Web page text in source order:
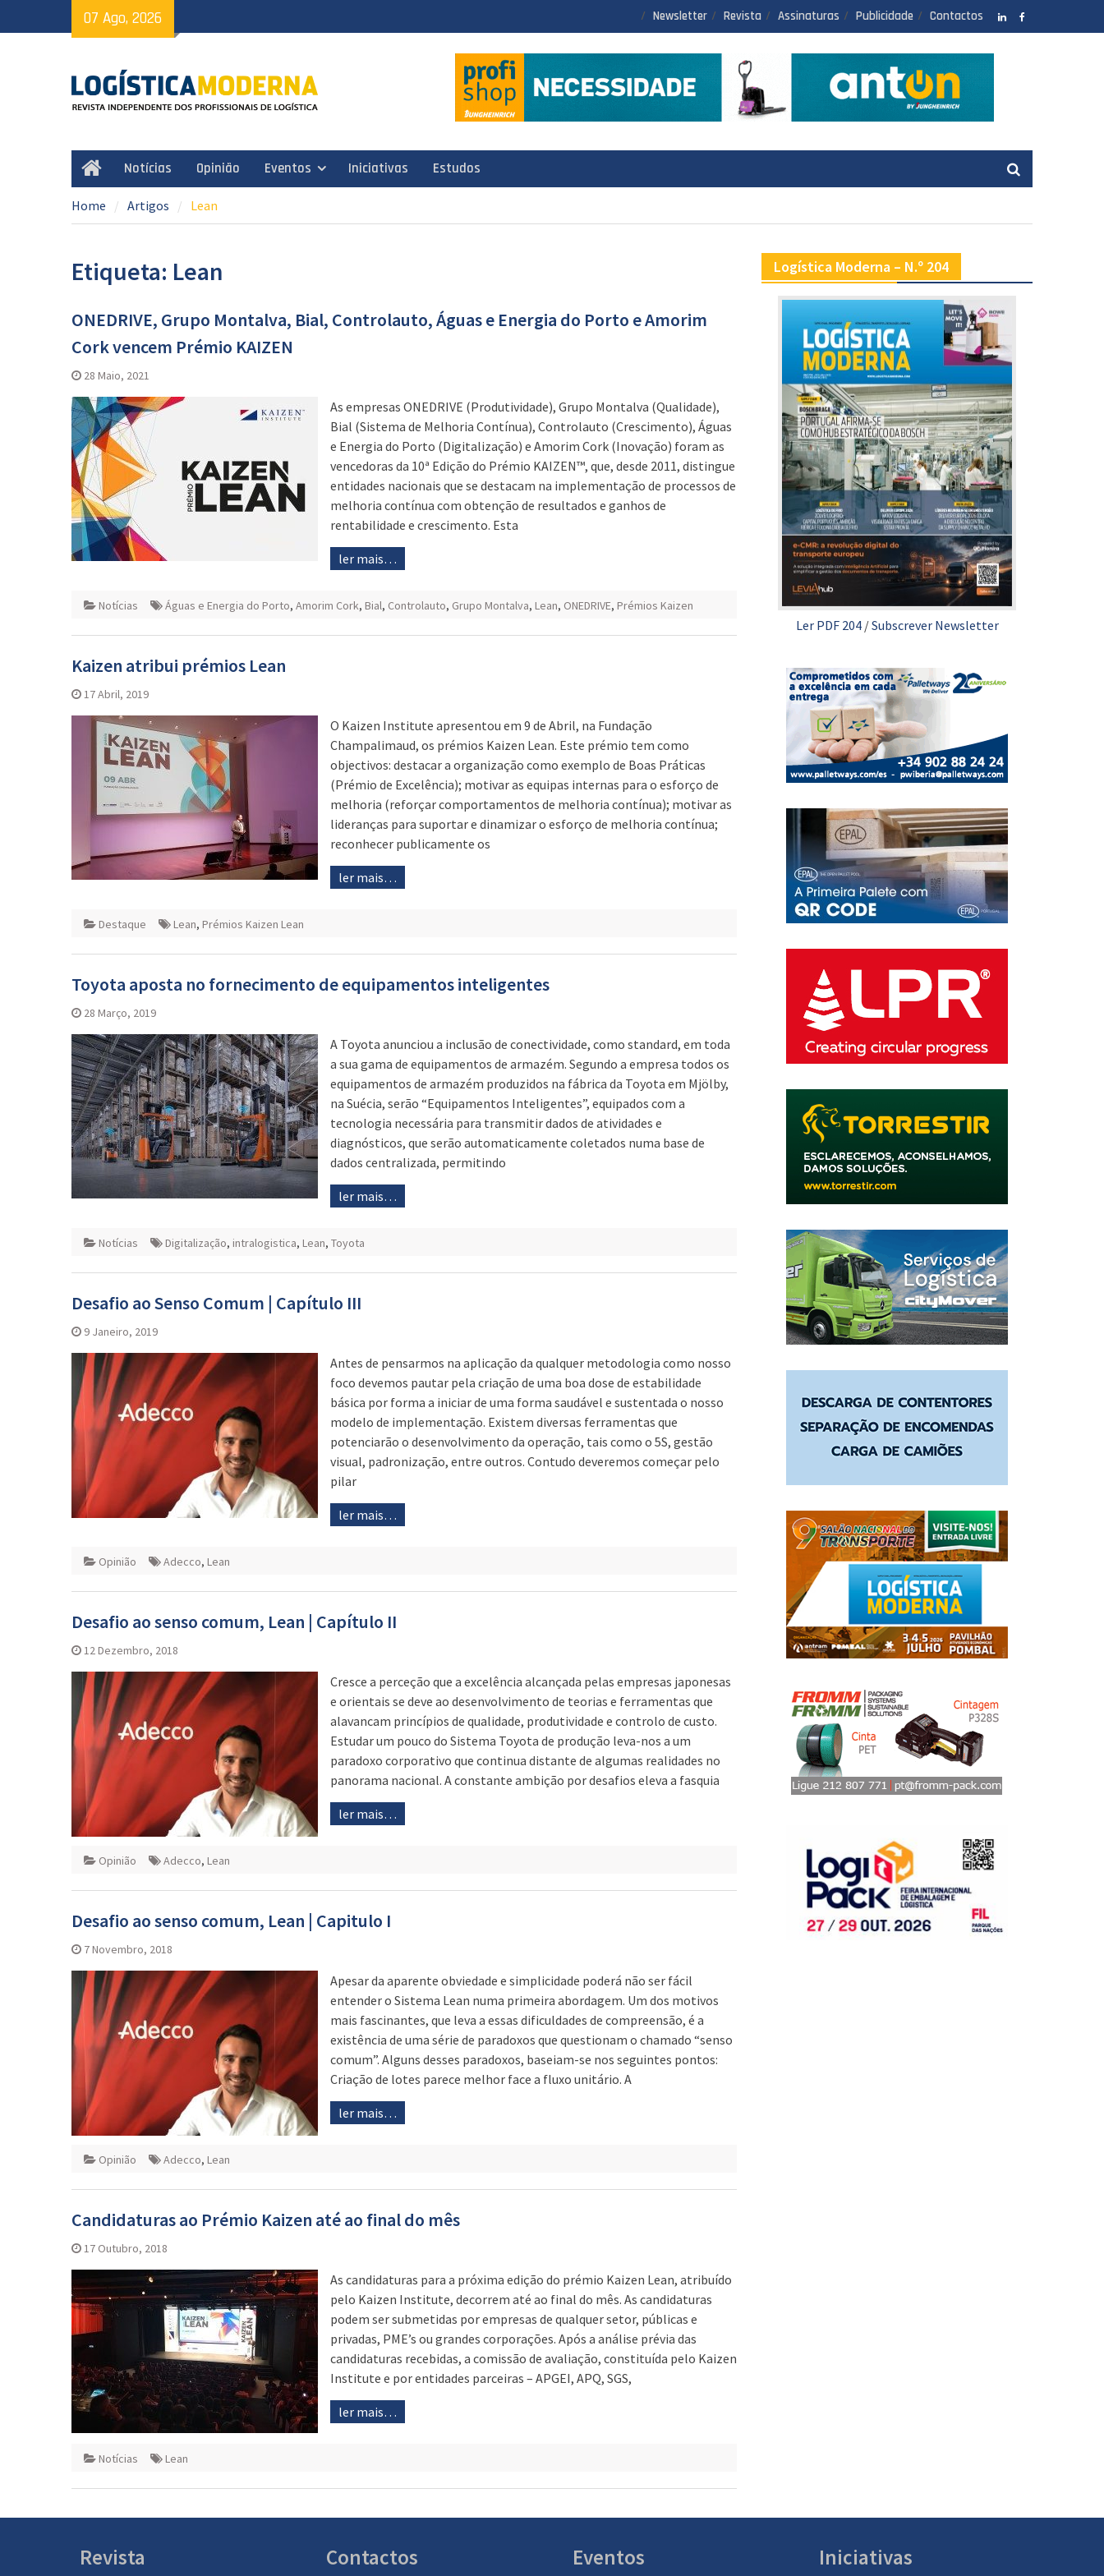
to
07 Ago, 2026 Newsletter Revista Assinaturas Publicidade Contactos
HomeNotícias Opinião Eventos Iniciativas Estudos
Home Artigos Lean
Etiqueta: Lean
ONEDRIVE, Grupo Montalva, Bial, Controlauto, Águas e Energia do Porto e Amorim
Cork vencem Prémio KAIZEN
28 Maio, 2021
As empresas ONEDRIVE (Produtividade), Grupo Montalva (Qualidade),
Bial (Sistema de Melhoria Contínua), Controlauto (Crescimento), Águas
e Energia do Porto (Digitalização) e Amorim Cork (Inovação) foram as
vencedoras da 10ª Edição do Prémio KAIZEN™, que, desde 2011, distingue
entidades nacionais que se destacam na implementação de processos de
melhoria contínua com obtenção de resultados e ganhos de
rentabilidade e crescimento. Esta
ler mais…
Notícias Águas e Energia do Porto, Amorim Cork, Bial, Controlauto, Grupo Montalva, Lean, ONEDRIVE, Prémios Kaizen
Kaizen atribui prémios Lean
17 Abril, 2019
O Kaizen Institute apresentou em 9 de Abril, na Fundação
Champalimaud, os prémios Kaizen Lean. Este prémio tem como
objectivos: destacar a organização como exemplo de Boas Práticas
(Prémio de Excelência); motivar as equipas internas para o esforço de
melhoria (reforçar comportamentos de melhoria contínua); motivar as
lideranças para suportar e dinamizar o esforço de melhoria contínua;
reconhecer publicamente os
ler mais…
Destaque Lean, Prémios Kaizen Lean
Toyota aposta no fornecimento de equipamentos inteligentes
28 Março, 2019
A Toyota anunciou a inclusão de conectividade, como standard, em toda
a sua gama de equipamentos de armazém. Segundo a empresa todos os
equipamentos de armazém produzidos na fábrica da Toyota em Mjölby,
na Suécia, serão “Equipamentos Inteligentes”, equipados com a
tecnologia necessária para transmitir dados de atividades e
diagnósticos, que serão automaticamente coletados numa base de
dados centralizada, permitindo
ler mais…
Notícias Digitalização, intralogistica, Lean, Toyota
Desafio ao Senso Comum | Capítulo III
9 Janeiro, 2019
Antes de pensarmos na aplicação da qualquer metodologia como nosso
foco devemos pautar pela criação de uma boa dose de estabilidade
básica por forma a iniciar de uma forma saudável e sustentada o nosso
modelo de implementação. Existem diversas ferramentas que
potenciarão o desenvolvimento da operação, tais como o 5S, gestão
visual, padronização, entre outros. Contudo deveremos começar pelo
pilar
ler mais…
Opinião Adecco, Lean
Desafio ao senso comum, Lean | Capítulo II
12 Dezembro, 2018
Cresce a perceção que a excelência alcançada pelas empresas japonesas
e orientais se deve ao desenvolvimento de teorias e ferramentas que
alavancam princípios de qualidade, produtividade e controlo de custo.
Estudar um pouco do Sistema Toyota de produção leva-nos a um
paradoxo corporativo que continua distante de algumas realidades no
panorama nacional. A constante ambição por desafios eleva a fasquia
ler mais…
Opinião Adecco, Lean
Desafio ao senso comum, Lean | Capitulo I
7 Novembro, 2018
Apesar da aparente obviedade e simplicidade poderá não ser fácil
entender o Sistema Lean numa primeira abordagem. Um dos motivos
mais fascinantes, que leva a essas dificuldades de compreensão, é a
existência de uma série de paradoxos que questionam o chamado “senso
comum”. Alguns desses paradoxos, baseiam-se nos seguintes pontos:
Criação de lotes parece melhor face a fluxo unitário. A
ler mais…
Opinião Adecco, Lean
Candidaturas ao Prémio Kaizen até ao final do mês
17 Outubro, 2018
As candidaturas para a próxima edição do prémio Kaizen Lean, atribuído
pelo Kaizen Institute, decorrem até ao final do mês. As candidaturas
podem ser submetidas por empresas de qualquer setor, públicas e
privadas, PME’s ou grandes corporações. Após a análise prévia das
candidaturas recebidas, a comissão de avaliação, constituída pelo Kaizen
Institute e por entidades parceiras – APGEI, APQ, SGS,
ler mais…
Notícias Lean
Logística Moderna – N.º 204
Ler PDF 204/Subscrever Newsletter
Revista Contactos Eventos Iniciativas